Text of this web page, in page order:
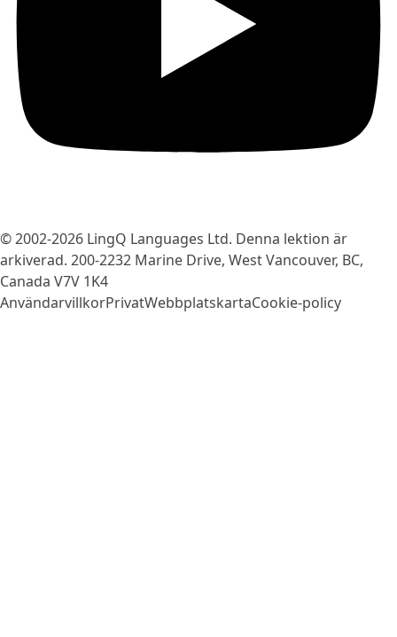
© 2002-2026 LingQ Languages Ltd. Denna lektion är
arkiverad. 200-2232 Marine Drive, West Vancouver, BC,
Canada V7V 1K4
AnvändarvillkorPrivatWebbplatskartaCookie-policy